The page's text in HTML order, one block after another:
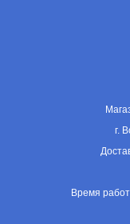
г.
Время